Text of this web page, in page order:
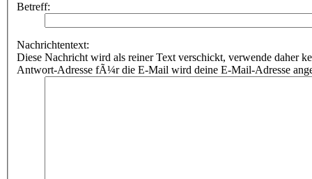
Betreff:
Nachrichtentext:
Diese Nachricht wird als reiner Text verschickt, verwende daher
Antwort-Adresse fÃ¼r die E-Mail wird deine E-Mail-Adresse